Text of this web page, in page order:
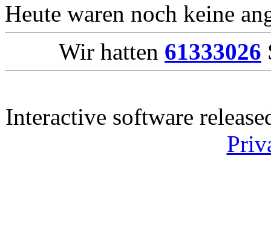
Heute waren noch keine
Wir hatten 61333026
Interactive software